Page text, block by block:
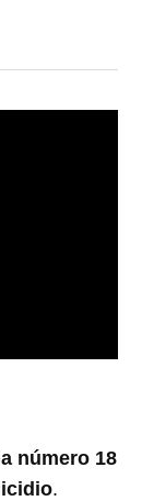
número 18
.